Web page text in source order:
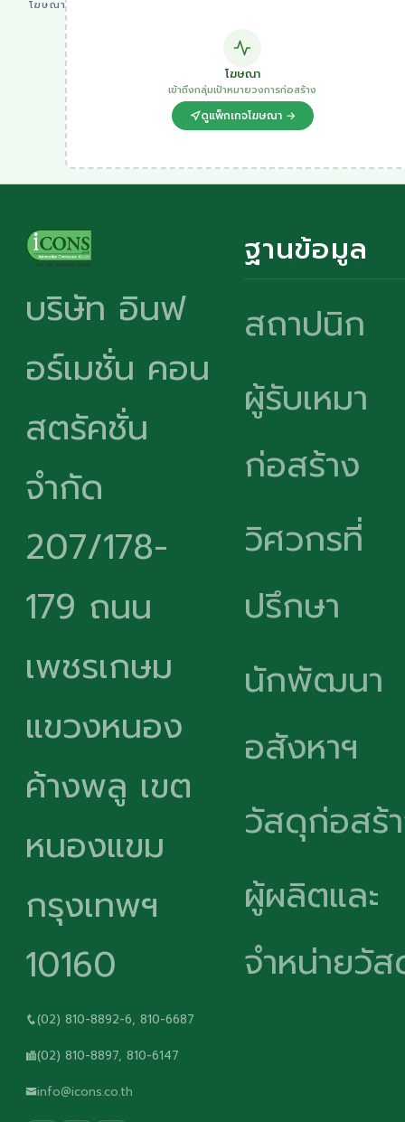
โฆษณา
โฆษณา
เข้าถึงกลุ่มเป้าหมายวงการก่อสร้าง
ดูแพ็กเกจโฆษณา →
บริษัท อินฟ
อร์เมชั่น คอน
สตรัคชั่น
จำกัด
207/178-
179 ถนน
เพชรเกษม
แขวงหนอง
ค้างพลู เขต
หนองแขม
กรุงเทพฯ
10160
(02) 810-8892-6, 810-6687
(02) 810-8897, 810-6147
info@icons.co.th
ฐานข้อมูล
สถาปนิก
ผู้รับเหมา
ก่อสร้าง
วิศวกรที่
ปรึกษา
นักพัฒนา
อสังหาฯ
วัสดุก่อสร้
ผู้ผลิตและ
จำหน่ายวั